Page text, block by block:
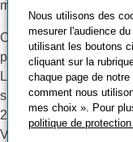
Cette prestation
progressivement
Les nouvelles
s’appliquent aux
2024. Toutefois, celles
VAE seront
Nous utilisons des
mesurer l'audience
utilisant les boutons
cliquant sur la
chaque page de
comment nous
mes choix ». Pour
politique de